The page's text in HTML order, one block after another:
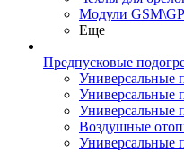
Модули
Еще
Предпусковые
Универсальные
Универсальные
Универсальные
Воздушные
Универсальные